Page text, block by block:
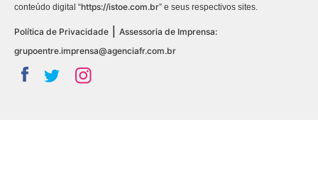
conteúdo digital “https://istoe.com.br” e seus respectivos sites.
Política de Privacidade | Assessoria de Imprensa:
grupoentre.imprensa@agenciafr.com.br